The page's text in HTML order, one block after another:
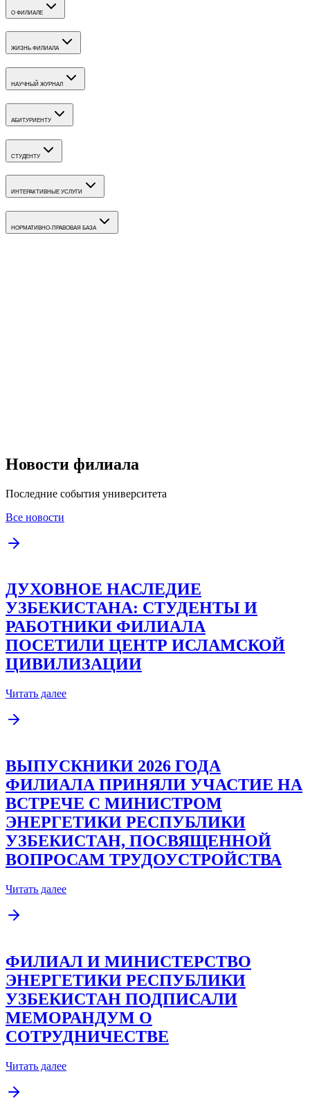
О ФИЛИАЛЕ
ЖИЗНЬ ФИЛИАЛА
НАУЧНЫЙ ЖУРНАЛ
АБИТУРИЕНТУ
СТУДЕНТУ
ИНТЕРАКТИВНЫЕ УСЛУГИ
НОРМАТИВНО-ПРАВОВАЯ БАЗА
Новости филиала
Последние события университета
Все новости
ДУХОВНОЕ НАСЛЕДИЕ
УЗБЕКИСТАНА: СТУДЕНТЫ И
РАБОТНИКИ ФИЛИАЛА
ПОСЕТИЛИ ЦЕНТР ИСЛАМСКОЙ
ЦИВИЛИЗАЦИИ
Читать далее
ВЫПУСКНИКИ 2026 ГОДА
ФИЛИАЛА ПРИНЯЛИ УЧАСТИЕ НА
ВСТРЕЧЕ С МИНИСТРОМ
ЭНЕРГЕТИКИ РЕСПУБЛИКИ
УЗБЕКИСТАН, ПОСВЯЩЕННОЙ
ВОПРОСАМ ТРУДОУСТРОЙСТВА
Читать далее
ФИЛИАЛ И МИНИСТЕРСТВО
ЭНЕРГЕТИКИ РЕСПУБЛИКИ
УЗБЕКИСТАН ПОДПИСАЛИ
МЕМОРАНДУМ О
СОТРУДНИЧЕСТВЕ
Читать далее